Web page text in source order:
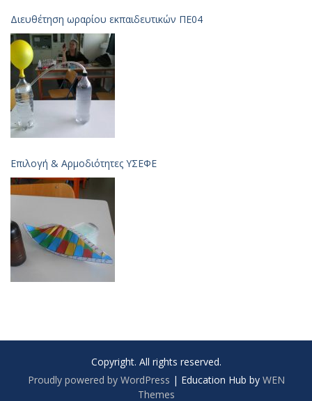
Διευθέτηση ωραρίου εκπαιδευτικών ΠΕ04
Επιλογή & Aρμοδιότητες ΥΣΕΦΕ
Copyright. All rights reserved.
Proudly powered by WordPress | Education Hub by WEN
Themes